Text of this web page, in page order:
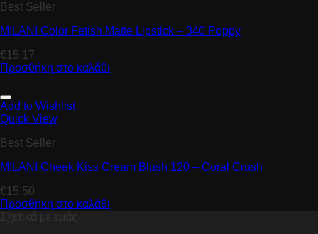
Best Seller
MILANI Color Fetish Matte Lipstick – 340 Poppy
€15.17
Προσθήκη στο καλάθι
Add to Wishlist
Quick View
Best Seller
MILANI Cheek Kiss Cream Blush 120 – Coral Crush
€15.50
Προσθήκη στο καλάθι
Σχετικά με εμάς